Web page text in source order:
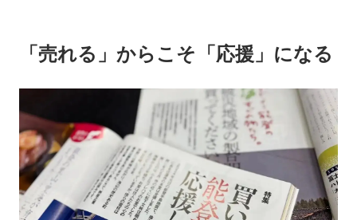
「売れる」からこそ「応援」になる